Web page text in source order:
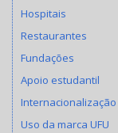
Hospitais
Restaurantes
Fundações
Apoio estudantil
Internacionalização
Uso da marca UFU